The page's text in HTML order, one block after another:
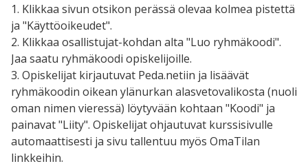
1. Klikkaa sivun otsikon perässä olevaa kolmea pistettä
ja "Käyttöoikeudet".
2. Klikkaa osallistujat-kohdan alta "Luo ryhmäkoodi".
Jaa saatu ryhmäkoodi opiskelijoille.
3. Opiskelijat kirjautuvat Peda.netiin ja lisäävät
ryhmäkoodin oikean ylänurkan alasvetovalikosta (nuoli
oman nimen vieressä) löytyvään kohtaan "Koodi" ja
painavat "Liity". Opiskelijat ohjautuvat kurssisivulle
automaattisesti ja sivu tallentuu myös OmaTilan
linkkeihin.